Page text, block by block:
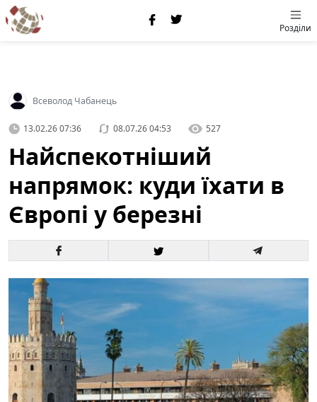
Розділи
Всеволод Чабанець
13.02.26 07:36 08.07.26 04:53 527
Найспекотніший
напрямок: куди їхати в
Європі у березні